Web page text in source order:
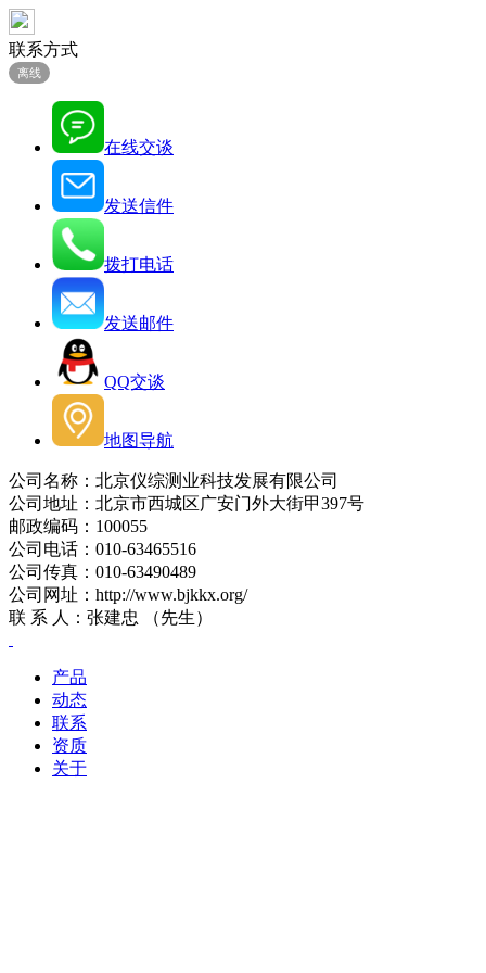
联系方式
离线
在线交谈
发送信件
拨打电话
发送邮件
QQ交谈
地图导航
公司名称：北京仪综测业科技发展有限公司
公司地址：北京市西城区广安门外大街甲397号
邮政编码：100055
公司电话：010-63465516
公司传真：010-63490489
公司网址： http://www.bjkkx.org/
联 系 人：张建忠 （先生）
产品
动态
联系
资质
关于